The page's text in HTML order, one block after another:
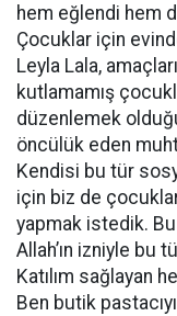
hem eğlendi hem
Çocuklar için
Leyla Lala,
kutlamamış
düzenlemek
öncülük eden
Kendisi bu tür
için biz de
yapmak istedik.
Allah’ın izniyle bu
Katılım sağlayan
Ben butik